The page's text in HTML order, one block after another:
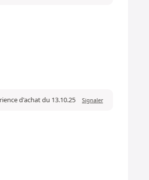
d'achat du 13.10.25 Signaler